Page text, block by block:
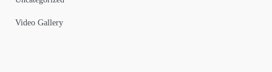
Video Gallery